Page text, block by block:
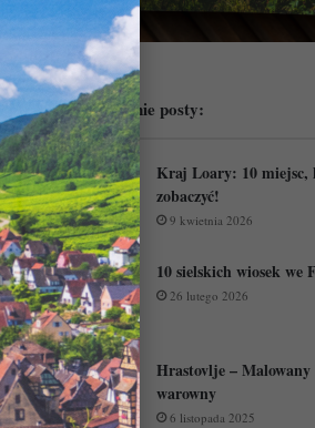
Przeczytaj ostatnie posty:
Kraj Loary: 10 miejsc,
zobaczyć!
9 kwietnia 2026
10 sielskich wiosek we
26 lutego 2026
Hrastovlje – Malowany
warowny
6 listopada 2025